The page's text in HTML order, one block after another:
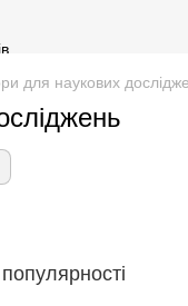
для наукових